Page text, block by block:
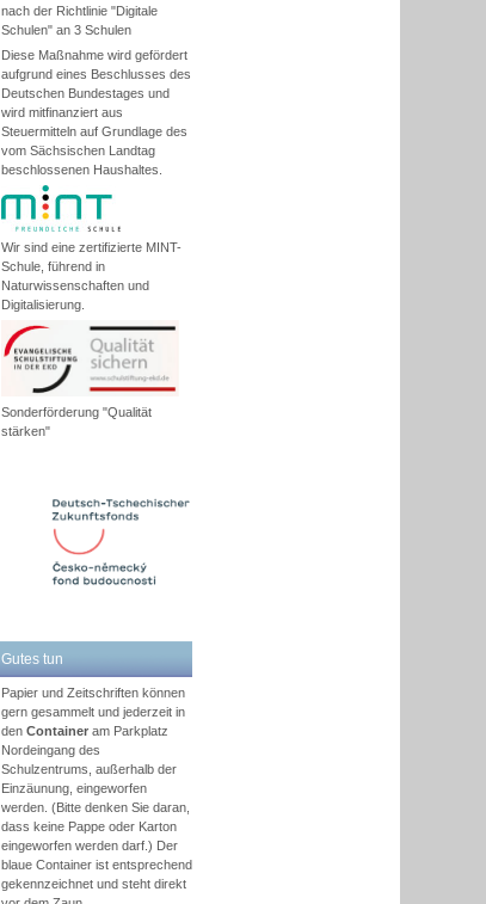
nach der Richtlinie "Digitale
Schulen" an 3 Schulen
Diese Maßnahme wird gefördert
aufgrund eines Beschlusses des
Deutschen Bundestages und
wird mitfinanziert aus
Steuermitteln auf Grundlage des
vom Sächsischen Landtag
beschlossenen Haushaltes.
Wir sind eine zertifizierte MINT-
Schule, führend in
Naturwissenschaften und
Digitalisierung.
Sonderförderung "Qualität
stärken"
Gutes tun
Papier und Zeitschriften können
gern gesammelt und jederzeit in
den Container am Parkplatz
Nordeingang des
Schulzentrums, außerhalb der
Einzäunung, eingeworfen
werden. (Bitte denken Sie daran,
dass keine Pappe oder Karton
eingeworfen werden darf.) Der
blaue Container ist entsprechend
gekennzeichnet und steht direkt